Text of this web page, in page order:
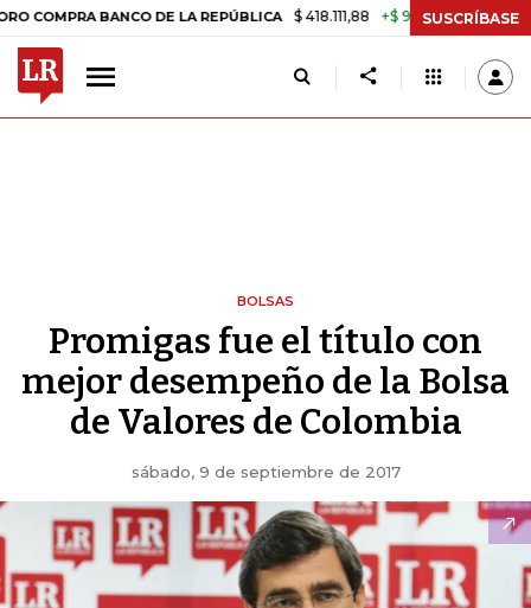
BANCO DE LA REPÚBLICA $ 418.111,88 +$ 9.612,91 +2,35%
SUSCRÍBASE
BOLSAS
Promigas fue el título con
mejor desempeño de la Bolsa
de Valores de Colombia
sábado, 9 de septiembre de 2017